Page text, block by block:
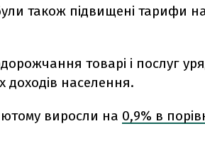
також підвищені тарифи
товарі і послуг
населення.
виросли на 0,9% в